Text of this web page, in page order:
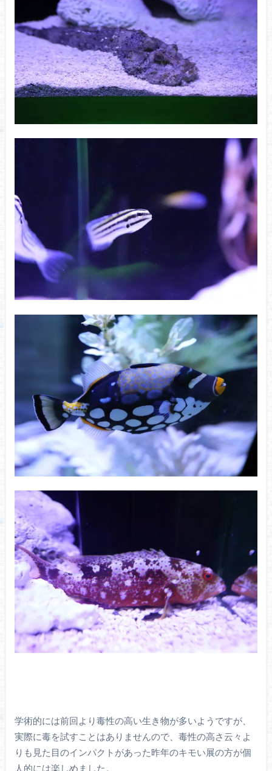
学術的には前回より毒性の高い生き物が多いようですが、
実際に毒を試すことはありませんので、毒性の高さ云々よ
りも見た目のインパクトがあった昨年のキモい展の方が個
人的には楽しめました。